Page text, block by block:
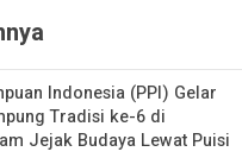
Indonesia (PPI) Gelar
Tradisi ke-6 di
Jejak Budaya Lewat Puisi